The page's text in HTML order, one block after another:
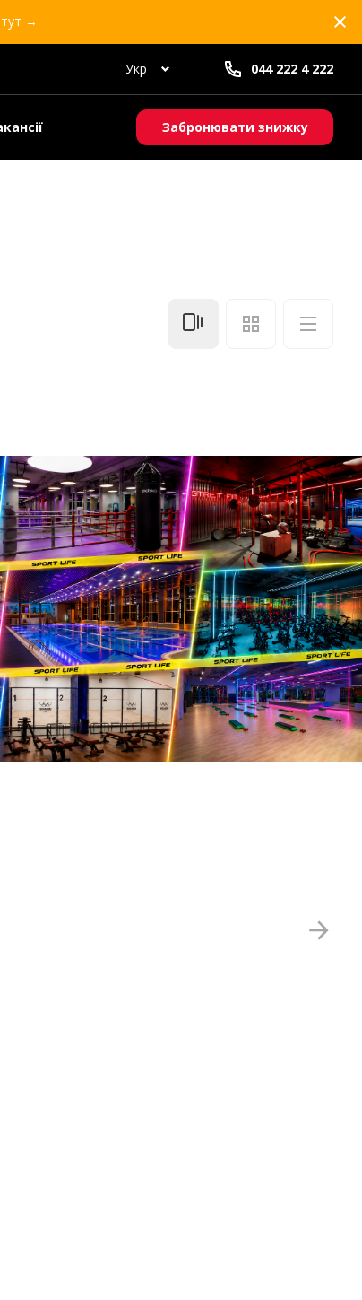
→
Укр 044 222 4 222
Забронювати знижку